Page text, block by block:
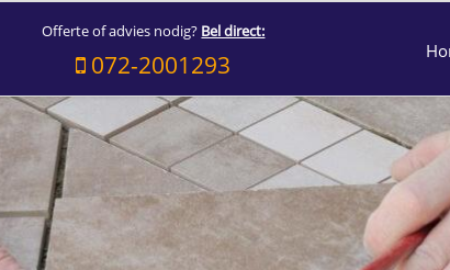
Offerte of advies nodig? Bel direct:
072-2001293